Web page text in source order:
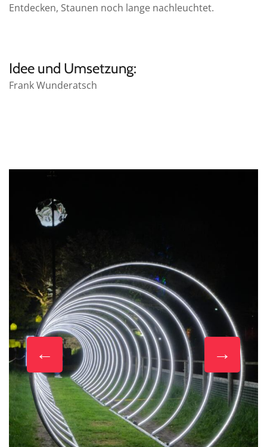
Entdecken, Staunen noch lange nachleuchtet.
Idee und Umsetzung:
Frank Wunderatsch